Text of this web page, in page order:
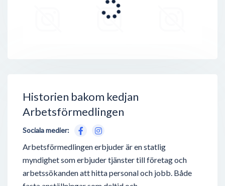
Historien bakom kedjan
Arbetsförmedlingen
Sociala medier:
Arbetsförmedlingen erbjuder är en statlig
myndighet som erbjuder tjänster till företag och
arbetssökanden att hitta personal och jobb. Både